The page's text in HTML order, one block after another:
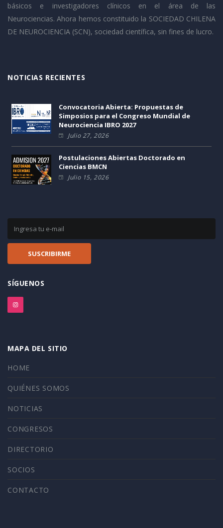
básicos e investigadores clínicos en el área de las
Neurociencias. Ahora hemos constituido la SOCIEDAD CHILENA
DE NEUROCIENCIA (SCN), sociedad científica, sin fines de lucro.
NOTICIAS RECIENTES
Convocatoria Abierta: Propuestas de
Simposios para el Congreso Mundial de
Neurociencia IBRO 2027
Julio 27, 2026
Postulaciones Abiertas Doctorado en
Ciencias BMCN
Julio 15, 2026
SÍGUENOS
MAPA DEL SITIO
HOME
QUIÉNES SOMOS
NOTICIAS
CONGRESOS
DIRECTORIO
SOCIOS
CONTACTO